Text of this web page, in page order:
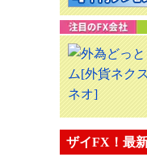
ザイFX！最